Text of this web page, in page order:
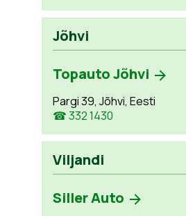
Jõhvi
Topauto Jõhvi
Pargi 39, Jõhvi, Eesti
☎ 332 1430
Viljandi
Siller Auto